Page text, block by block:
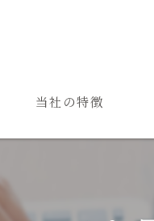
当社の特徴